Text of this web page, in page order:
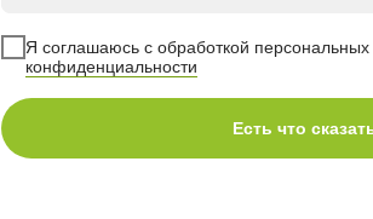
Я соглашаюсь с обработкой
конфиденциальности
Есть что